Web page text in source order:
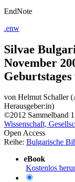
EndNote
.enw
Silvae
November
von Helmut Schaller
Herausgeber:in)
©2012 Sammelband
Wissenschaft,
Open Access
Reihe: Bulgarische
eBook
Kostenlos